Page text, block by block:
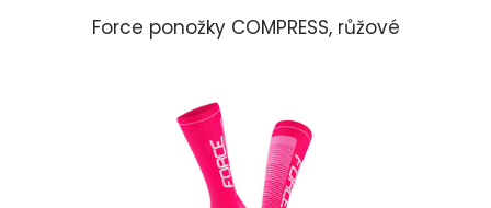
Force ponožky COMPRESS, růžové